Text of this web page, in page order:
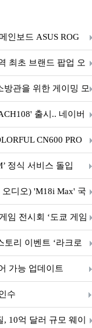
인보드 ASUS ROG
최초 브랜드 팝업 오
방관을 위한 게이밍 모
출시.. 네이버
CN600 PRO
정식 서비스 돌입
디오) 'M18i Max' 국
임 전시회 ‘도쿄 게임
토리 이벤트 ‘라크로
시!가능 업데이트
수
10억 달러 규모 웨이